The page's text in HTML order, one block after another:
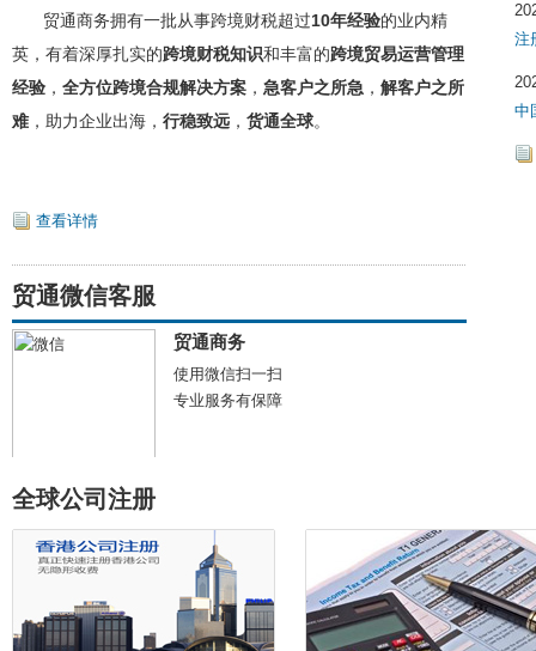
贸通商务拥有一批从事跨境财税超过10年经验的业内精
英，有着深厚扎实的跨境财税知识和丰富的跨境贸易运营管理
经验 ， 全方位跨境合规解决方案 ， 急客户之所急 ， 解客户之所
难，助力企业出海 ， 行稳致远 ， 货通全球。
查看详情
贸通微信客服
贸通商务
使用微信扫一扫
专业服务有保障
注
中
全球公司注册